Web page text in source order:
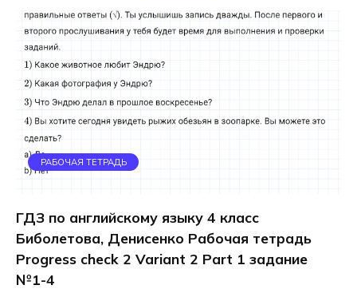
РАБОЧАЯ ТЕТРАДЬ
ГДЗ по английскому языку 4 класс
Биболетова, Денисенко Рабочая тетрадь
Progress check 2 Variant 2 Part 1 задание
№1-4